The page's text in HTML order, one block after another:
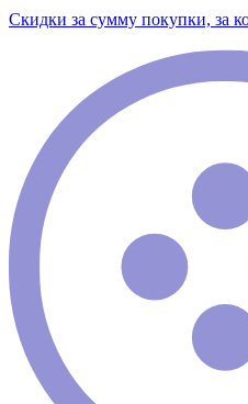
Скидки за сумму покупки, за